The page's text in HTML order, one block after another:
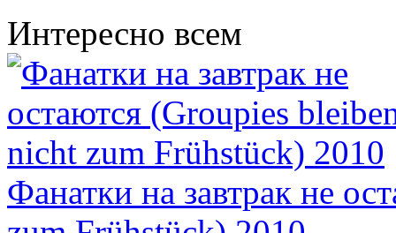
Интересно всем
Фанатки на завтрак не